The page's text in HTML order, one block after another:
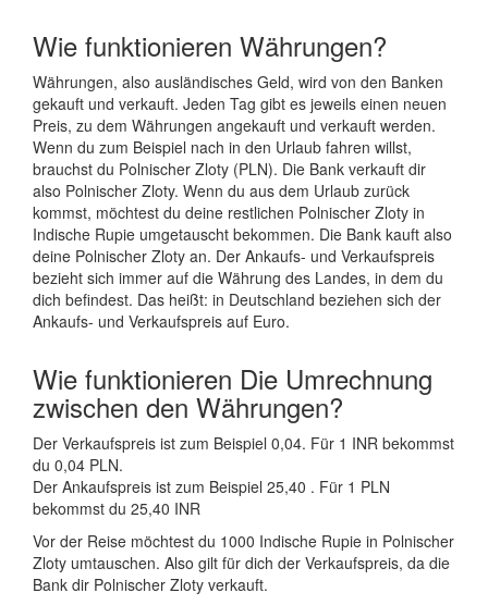
Wie funktionieren Währungen?
Währungen, also ausländisches Geld, wird von den Banken
gekauft und verkauft. Jeden Tag gibt es jeweils einen neuen
Preis, zu dem Währungen angekauft und verkauft werden.
Wenn du zum Beispiel nach in den Urlaub fahren willst,
brauchst du Polnischer Zloty (PLN). Die Bank verkauft dir
also Polnischer Zloty. Wenn du aus dem Urlaub zurück
kommst, möchtest du deine restlichen Polnischer Zloty in
Indische Rupie umgetauscht bekommen. Die Bank kauft also
deine Polnischer Zloty an. Der Ankaufs- und Verkaufspreis
bezieht sich immer auf die Währung des Landes, in dem du
dich befindest. Das heißt: in Deutschland beziehen sich der
Ankaufs- und Verkaufspreis auf Euro.
Wie funktionieren Die Umrechnung
zwischen den Währungen?
Der Verkaufspreis ist zum Beispiel 0,04. Für 1 INR bekommst
du 0,04 PLN.
Der Ankaufspreis ist zum Beispiel 25,40 . Für 1 PLN
bekommst du 25,40 INR
Vor der Reise möchtest du 1000 Indische Rupie in Polnischer
Zloty umtauschen. Also gilt für dich der Verkaufspreis, da die
Bank dir Polnischer Zloty verkauft.